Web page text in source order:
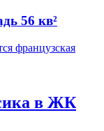
56 кв²
французская
в ЖК